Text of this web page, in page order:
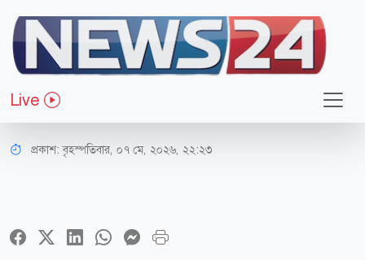
Live
আন্তর্জাতিক
ইরাকের ৪ ব্যক্তি ও প্রতিষ্ঠানের ওপর
মার্কিন নিষেধাজ্ঞা
প্রকাশ:বৃহস্পতিবার, ০৭ মে, ২০২৬, ২২:২৩